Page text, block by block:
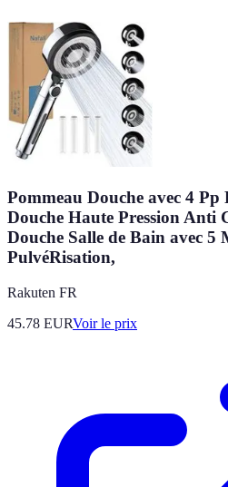
Pommeau Douche avec 4 Pp
Douche Haute Pression Anti
Douche Salle de Bain avec 5
PulvéRisation,
Rakuten FR
45.78 EURVoir le prix